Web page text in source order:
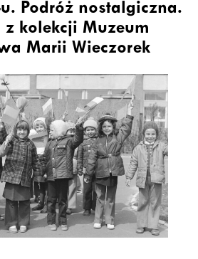
Podróż nostalgiczna.
kolekcji Muzeum
Marii Wieczorek